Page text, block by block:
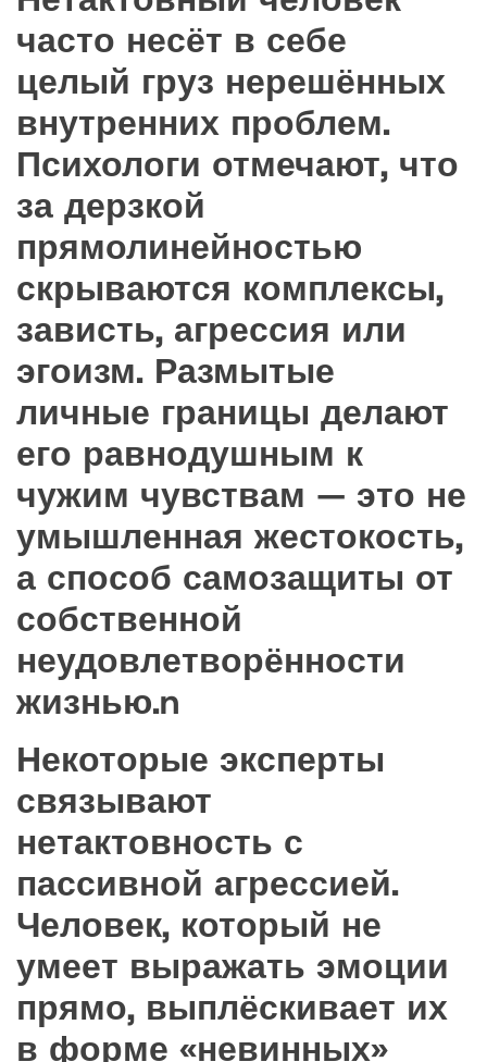
часто несёт в себе
целый груз нерешённых
внутренних проблем.
Психологи отмечают, что
за дерзкой
прямолинейностью
скрываются комплексы,
зависть, агрессия или
эгоизм. Размытые
личные границы делают
его равнодушным к
чужим чувствам — это не
умышленная жестокость,
а способ самозащиты от
собственной
неудовлетворённости
жизнью.n
Некоторые эксперты
связывают
нетактовность с
пассивной агрессией.
Человек, который не
умеет выражать эмоции
прямо, выплёскивает их
в форме «невинных»